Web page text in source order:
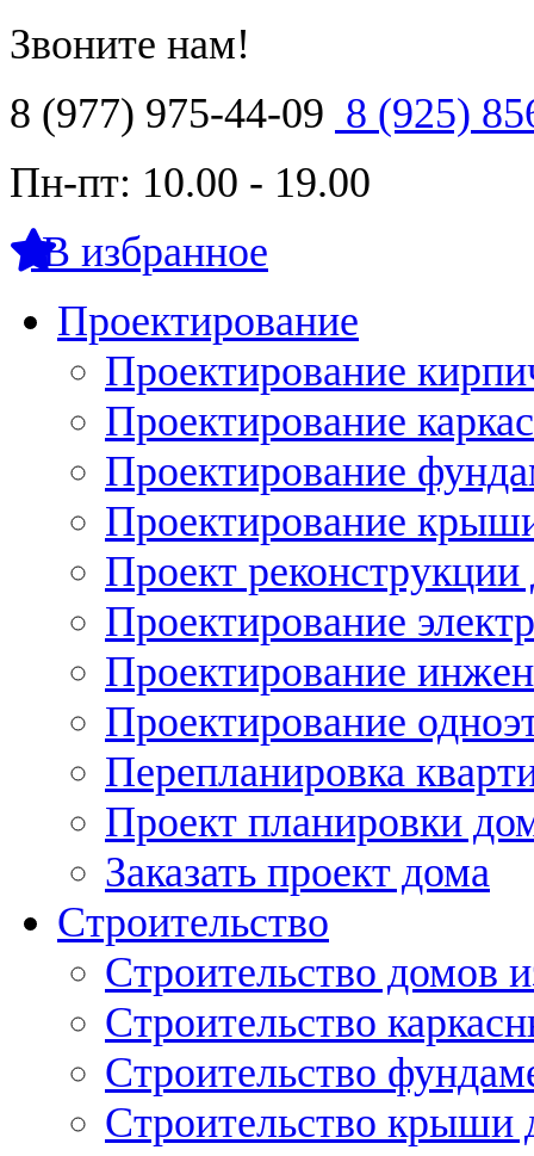
Звоните нам!
8 (977) 975-44-09 8 (925)
Пн-пт: 10.00 - 19.00
В избранное
Проектирование
Проектирование
Проектирование
Проектирование
Проектирование
Проект реконструкции
Проектирование
Проектирование
Проектирование
Перепланировка
Проект планировки
Заказать проект дома
Строительство
Строительство домов
Строительство
Строительство
Строительство крыши